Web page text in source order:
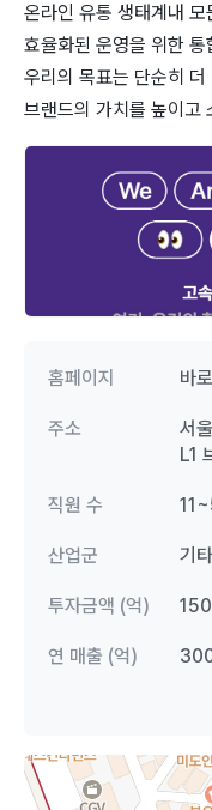
온라인 유통 생태계내
효율화된 운영을 위한
우리의 목표는 단순히
브랜드의 가치를 높이고
홈페이지 바
주소
서
L1
직원 수
산업군 기
투자금액 (억) 150
연 매출 (억)